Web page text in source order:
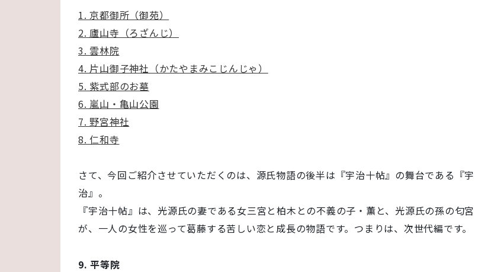
1. 京都御所（御苑）
2. 廬山寺（ろざんじ）
3. 雲林院
4. 片山御子神社（かたやまみこじんじゃ）
5. 紫式部のお墓
6. 嵐山・亀山公園
7. 野宮神社
8. 仁和寺
さて、今回ご紹介させていただくのは、源氏物語の後半は『宇治十帖』の舞台である『宇
治』。
『宇治十帖』は、光源氏の妻である女三宮と柏木との不義の子・薫と、光源氏の孫の匂宮
が、一人の女性を巡って葛藤する苦しい恋と成長の物語です。つまりは、次世代編です。
9. 平等院